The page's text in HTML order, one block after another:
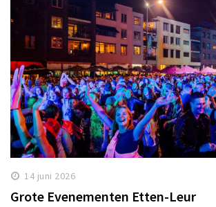
14 juni 2026
Grote Evenementen Etten-Leur